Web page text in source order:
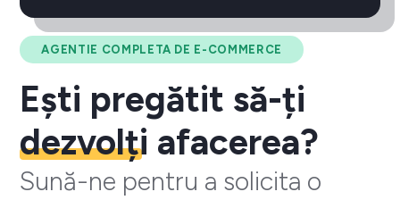
AGENTIE COMPLETA DE E-COMMERCE
Ești pregătit să-ți
dezvolți afacerea?
Sună-ne pentru a solicita o